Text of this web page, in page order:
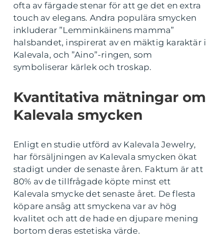
ofta av färgade stenar för att ge det en extra
touch av elegans. Andra populära smycken
inkluderar ”Lemminkäinens mamma”
halsbandet, inspirerat av en mäktig karaktär i
Kalevala, och ”Aino”-ringen, som
symboliserar kärlek och troskap.
Kvantitativa mätningar om
Kalevala smycken
Enligt en studie utförd av Kalevala Jewelry,
har försäljningen av Kalevala smycken ökat
stadigt under de senaste åren. Faktum är att
80% av de tillfrågade köpte minst ett
Kalevala smycke det senaste året. De flesta
köpare ansåg att smyckena var av hög
kvalitet och att de hade en djupare mening
bortom deras estetiska värde.